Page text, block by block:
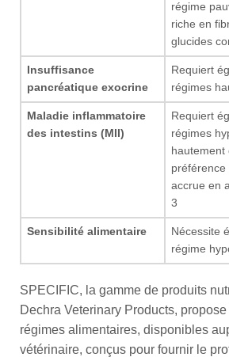
régime
riche en
glucides
Insuffisance
pancréatique exocrine
Requiert
régimes
Maladie inflammatoire
des intestins (MII)
Requiert
régimes
hautement
préférence
accrue en
3
Sensibilité alimentaire
Nécessite
régime
SPECIFIC, la gamme de produits
Dechra Veterinary Products,
régimes alimentaires, disponibles
vétérinaire, conçus pour fournir le